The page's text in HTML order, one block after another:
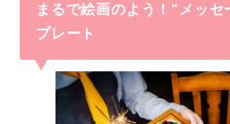
まるで絵画のよう！“メッセ
プレート